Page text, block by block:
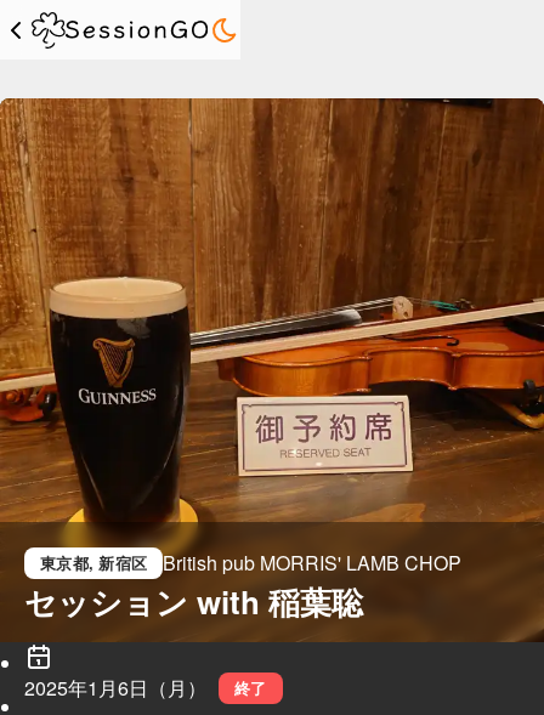
東京都, 新宿区 British pub MORRIS' LAMB CHOP
セッション with 稲葉聡
2025年1月6日（月） 終了